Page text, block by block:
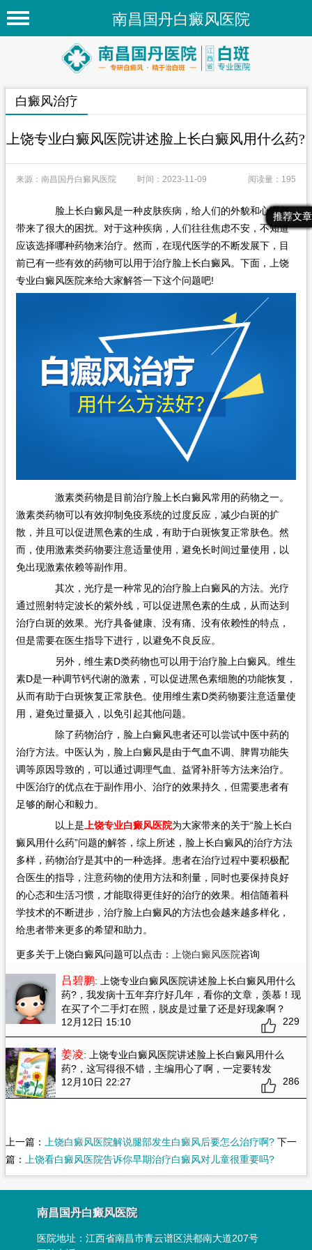
南昌国丹白癜风医院
首页
医院新闻
专家团队
先进技术
白癜风常识
白癜风人群
白癜风部位
最新文章
热门文章
推荐文章
白癜风治疗
上饶专业白癜风医院讲述脸上长白癜风用什么药?
来源：南昌国丹白癜风医院 时间：2023-11-09 阅读量：195
脸上长白癜风是一种皮肤疾病，给人们的外貌和心理都
带来了很大的困扰。对于这种疾病，人们往往焦虑不安，不知道
应该选择哪种药物来治疗。然而，在现代医学的不断发展下，目
前已有一些有效的药物可以用于治疗脸上长白癜风。下面，上饶
专业白癜风医院来给大家解答一下这个问题吧!
激素类药物是目前治疗脸上长白癜风常用的药物之一。
激素类药物可以有效抑制免疫系统的过度反应，减少白斑的扩
散，并且可以促进黑色素的生成，有助于白斑恢复正常肤色。然
而，使用激素类药物要注意适量使用，避免长时间过量使用，以
免出现激素依赖等副作用。
其次，光疗是一种常见的治疗脸上白癜风的方法。光疗
通过照射特定波长的紫外线，可以促进黑色素的生成，从而达到
治疗白斑的效果。光疗具备健康、没有痛、没有依赖性的特点，
但是需要在医生指导下进行，以避免不良反应。
另外，维生素D类药物也可以用于治疗脸上白癜风。维生
素D是一种调节钙代谢的激素，可以促进黑色素细胞的功能恢复，
从而有助于白斑恢复正常肤色。使用维生素D类药物要注意适量使
用，避免过量摄入，以免引起其他问题。
除了药物治疗，脸上白癜风患者还可以尝试中医中药的
治疗方法。中医认为，脸上白癜风是由于气血不调、脾胃功能失
调等原因导致的，可以通过调理气血、益肾补肝等方法来治疗。
中医治疗的优点在于副作用小、治疗的效果持久，但需要患者有
足够的耐心和毅力。
以上是上饶专业白癜风医院为大家带来的关于“脸上长白
癜风用什么药”问题的解答，综上所述，脸上长白癜风的治疗方法
多样，药物治疗是其中的一种选择。患者在治疗过程中要积极配
合医生的指导，注意药物的使用方法和剂量，同时也要保持良好
的心态和生活习惯，才能取得更佳好的治疗的效果。相信随着科
学技术的不断进步，治疗脸上白癜风的方法也会越来越多样化，
给患者带来更多的希望和助力。
更多关于上饶白癜风问题可以点击： 上饶白癜风医院咨询
吕碧鹏: 上饶专业白癜风医院讲述脸上长白癜风用什么
药?，我发病十五年弃疗好几年，看你的文章，羡慕！现
在买了个二手灯在照，脱皮是过量了还是好现象啊？
12月12日 15:10
229
姜凌: 上饶专业白癜风医院讲述脸上长白癜风用什么
药?，这写得很不错，主编用心了啊，一定要转发
12月10日 22:27
286
上一篇： 上饶白癜风医院解说腿部发生白癜风后要怎么治疗啊?下一
篇： 上饶看白癜风医院告诉你早期治疗白癜风对儿童很重要吗?
南昌国丹白癜风医院
医院地址：江西省南昌市青云谱区洪都南大道207号